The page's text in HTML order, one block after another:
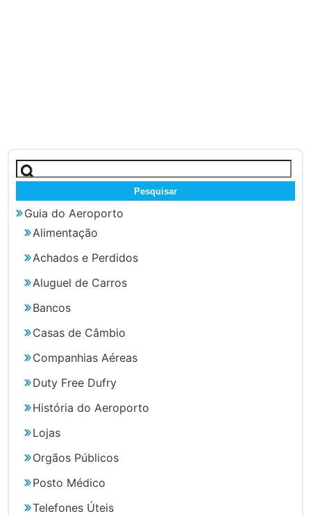
Pesquisar
por:
Guia do Aeroporto
Alimentação
Achados e Perdidos
Aluguel de Carros
Bancos
Casas de Câmbio
Companhias Aéreas
Duty Free Dufry
História do Aeroporto
Lojas
Orgãos Públicos
Posto Médico
Telefones Úteis